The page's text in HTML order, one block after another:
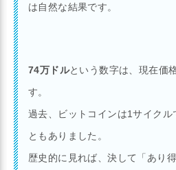
は自然な結果です。
74万ドルという数字は、現在価
す。
過去、ビットコインは1サイクル
ともありました。
歴史的に見れば、決して「あり